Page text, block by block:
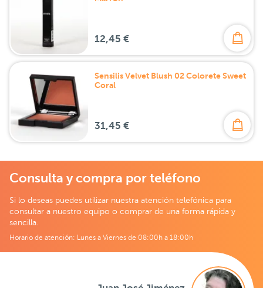
12,45 €
Sensilis Velvet Blush 02 Colorete Sweet
Coral
31,45 €
Consulta y compra por teléfono
Si lo deseas puedes utilizar nuestra atención telefónica para
consultar a nuestro equipo o comprar de una forma rápida y
sencilla.
Horario de atención: Lunes a Viernes de 08:00h a 18:00h